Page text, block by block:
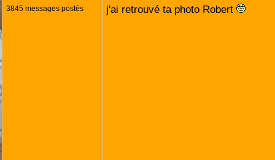
3845 messages postés
j'ai retrouvé ta photo Robert